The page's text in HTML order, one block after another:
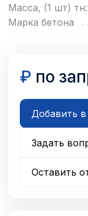
Масса, (1 шт) тн:
Марка бетона
₽ по
Добавить
Задать
Оставить